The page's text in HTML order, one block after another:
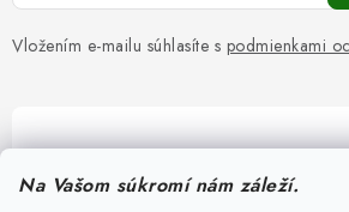
Na Vašom súkromí nám záleží.
Vložením e-mailu súhlasíte s podmienkami
Pomôžeme vám s
Potrebujete s niečím poradiť?